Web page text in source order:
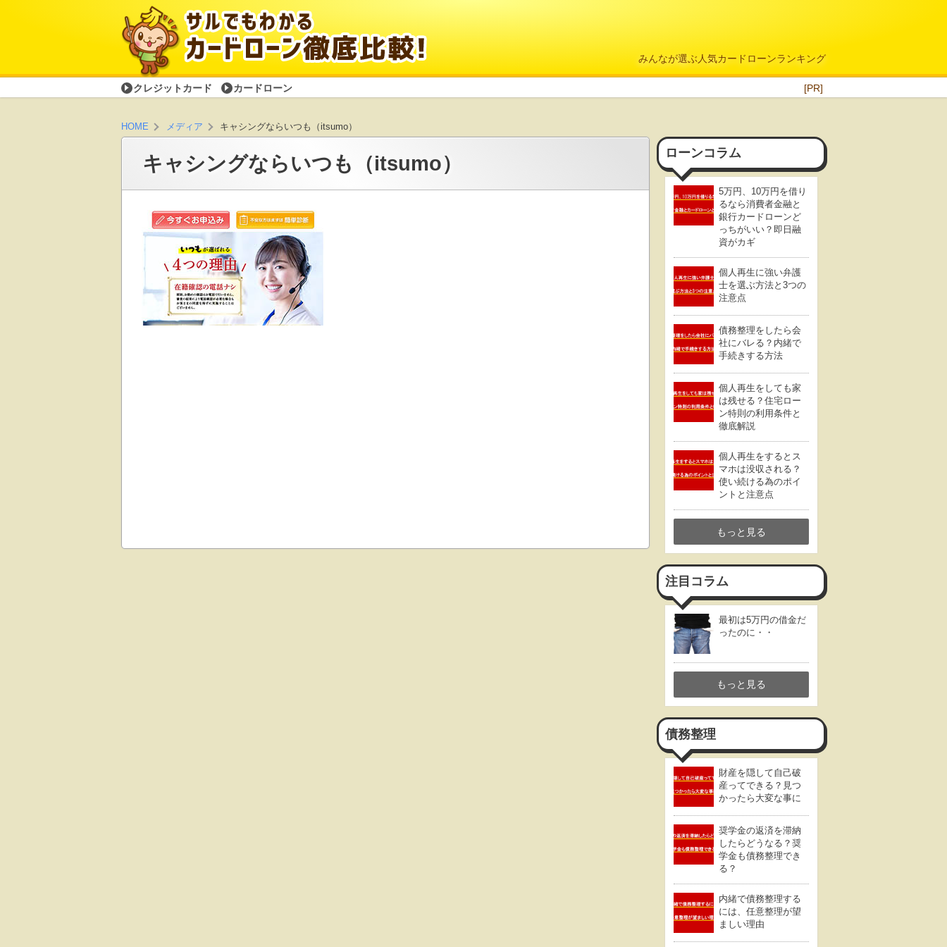
みんなが選ぶ人気カードローンランキング
[PR]
クレジットカード カードローン
HOME メディア キャシングならいつも（itsumo）
キャシングならいつも（itsumo） ローンコラム
5万円、10万円を借り
るなら消費者金融と
銀行カードローンど
っちがいい？即日融
資がカギ
個人再生に強い弁護
士を選ぶ方法と3つの
注意点
債務整理をしたら会
社にバレる？内緒で
手続きする方法
個人再生をしても家
は残せる？住宅ロー
ン特則の利用条件と
徹底解説
個人再生をするとス
マホは没収される？
使い続ける為のポイ
ントと注意点
もっと見る
注目コラム
最初は5万円の借金だ
ったのに・・
もっと見る
債務整理
財産を隠して自己破
産ってできる？見つ
かったら大変な事に
奨学金の返済を滞納
したらどうなる？奨
学金も債務整理でき
る？
内緒で債務整理する
には、任意整理が望
ましい理由